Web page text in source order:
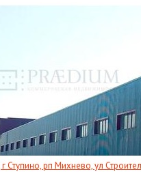
Ступино, рп Михнево, ул